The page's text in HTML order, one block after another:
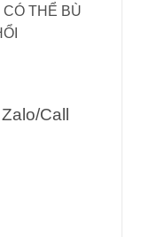
THỂ BÙ
Call